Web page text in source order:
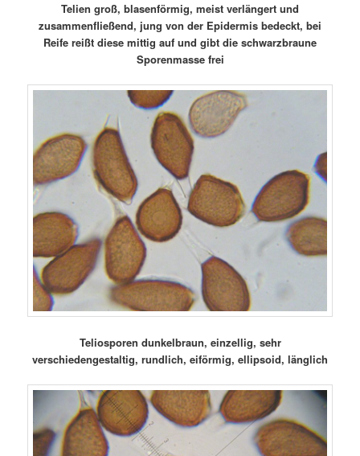
Telien groß, blasenförmig, meist verlängert und
zusammenfließend, jung von der Epidermis bedeckt, bei
Reife reißt diese mittig auf und gibt die schwarzbraune
Sporenmasse frei
Teliosporen dunkelbraun, einzellig, sehr
verschiedengestaltig, rundlich, eiförmig, ellipsoid, länglich